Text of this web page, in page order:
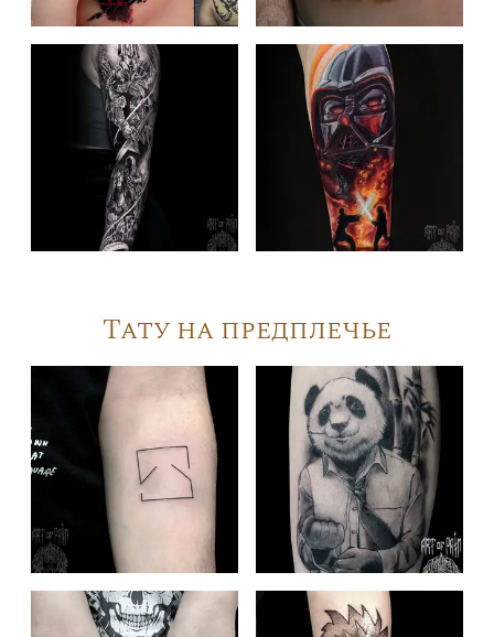
Тату на предплечье